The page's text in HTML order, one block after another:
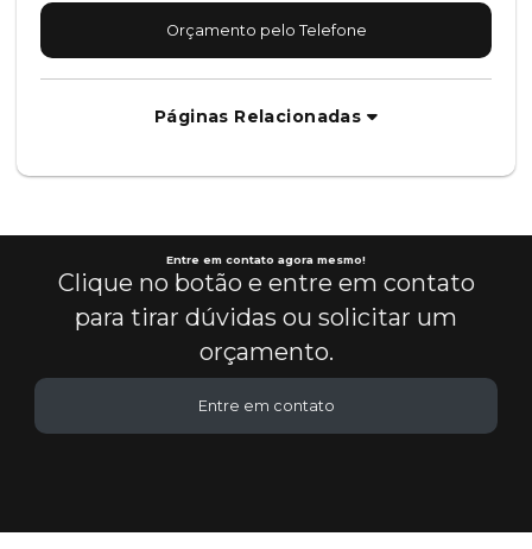
Orçamento pelo Telefone
Páginas Relacionadas
Entre em contato agora mesmo!
Clique no botão e entre em contato
para tirar dúvidas ou solicitar um
orçamento.
Entre em contato